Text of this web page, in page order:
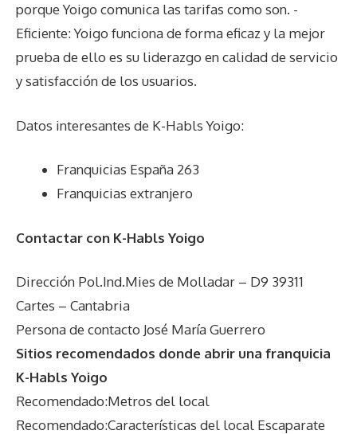
porque Yoigo comunica las tarifas como son. -
Eficiente: Yoigo funciona de forma eficaz y la mejor
prueba de ello es su liderazgo en calidad de servicio
y satisfacción de los usuarios.
Datos interesantes de K-Habls Yoigo:
Franquicias España 263
Franquicias extranjero
Contactar con K-Habls Yoigo
Dirección Pol.Ind.Mies de Molladar – D9 39311
Cartes – Cantabria
Persona de contacto José María Guerrero
Sitios recomendados donde abrir una franquicia
K-Habls Yoigo
Recomendado:Metros del local
Recomendado:Características del local Escaparate